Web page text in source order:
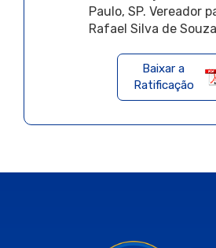
Paulo, SP. Vereador
Rafael Silva de
Baixar a
Ratificação